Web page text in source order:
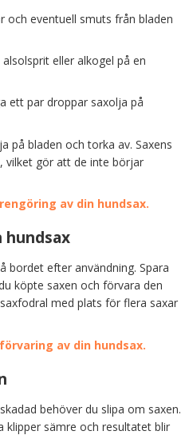
eventuell smuts från bladen
eller alkogel på en
ett par droppar saxolja på
på bladen och torka av. Saxens
vilket gör att de inte börjar
av din hundsax.
hundsax
bordet efter användning. Spara
köpte saxen och förvara den
med plats för flera saxar
av din hundsax.
behöver du slipa om saxen.
klipper sämre och resultatet blir